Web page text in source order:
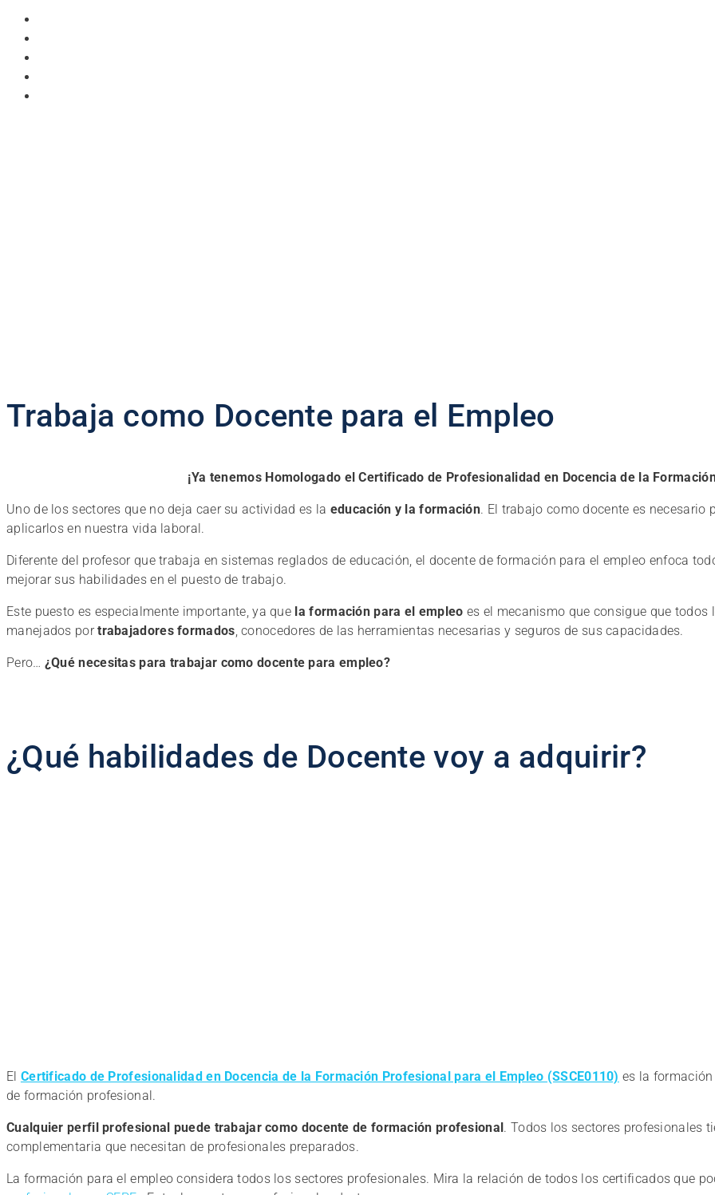
Trabaja como Docente para el Empleo
¡Ya tenemos Homologado el Certificado de Profesionalidad en Docencia de la
Uno de los sectores que no deja caer su actividad es la educación y la formación. El trabajo como docente es
aplicarlos en nuestra vida laboral.
Diferente del profesor que trabaja en sistemas reglados de educación, el docente de formación para el empleo enfoca
mejorar sus habilidades en el puesto de trabajo.
Este puesto es especialmente importante, ya que la formación para el empleo es el mecanismo que consigue que todos
manejados portrabajadores formados, conocedores de las herramientas necesarias y seguros de sus capacidades.
Pero… ¿Qué necesitas para trabajar como docente para empleo?
¿Qué habilidades de Docente voy a adquirir?
El Certificado de Profesionalidad en Docencia de la Formación Profesional para el Empleo (SSCE0110) es la
de formación profesional.
Cualquier perfil profesional puede trabajar como docente de formación profesional. Todos los sectores profesionales
complementaria que necesitan de profesionales preparados.
La formación para el empleo considera todos los sectores profesionales. Mira la relación de todos los certificados que